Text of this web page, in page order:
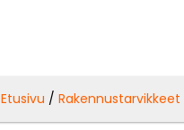
Etusivu /Rakennustarvikkeet